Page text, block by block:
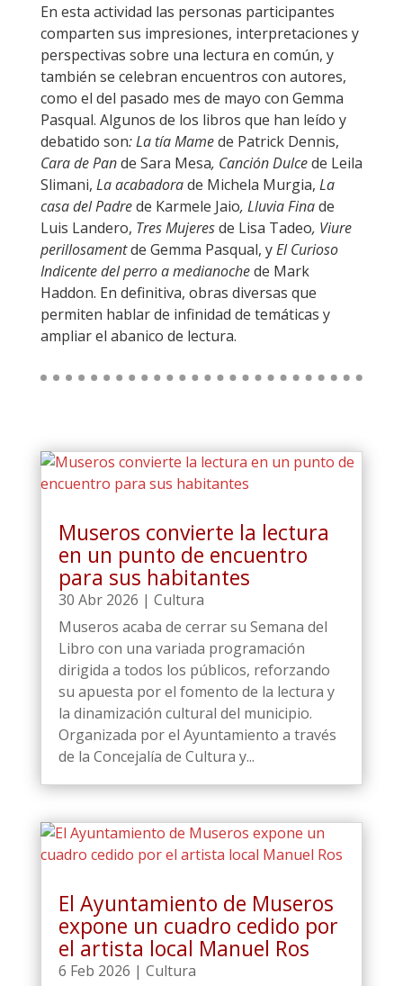
En esta actividad las personas participantes
comparten sus impresiones, interpretaciones y
perspectivas sobre una lectura en común, y
también se celebran encuentros con autores,
como el del pasado mes de mayo con Gemma
Pasqual. Algunos de los libros que han leído y
debatido son: La tía Mamede Patrick Dennis,
Cara de Pande Sara Mesa, Canción Dulcede Leila
Slimani, La acabadorade Michela Murgia, La
casa del Padrede Karmele Jaio, Lluvia Finade
Luis Landero, Tres Mujeresde Lisa Tadeo, Viure
perillosamentde Gemma Pasqual, yEl Curioso
Indicente del perro a medianochede Mark
Haddon. En definitiva, obras diversas que
permiten hablar de infinidad de temáticas y
ampliar el abanico de lectura.
Museros convierte la lectura
en un punto de encuentro
para sus habitantes
30 Abr 2026 | Cultura
Museros acaba de cerrar su Semana del
Libro con una variada programación
dirigida a todos los públicos, reforzando
su apuesta por el fomento de la lectura y
la dinamización cultural del municipio.
Organizada por el Ayuntamiento a través
de la Concejalía de Cultura y...
El Ayuntamiento de Museros
expone un cuadro cedido por
el artista local Manuel Ros
6 Feb 2026 | Cultura